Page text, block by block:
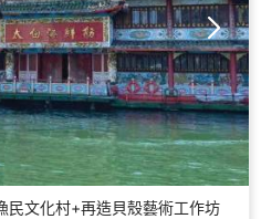
民文化村+再造貝殼藝術工作坊